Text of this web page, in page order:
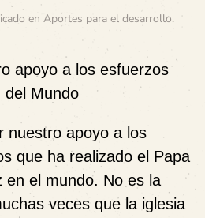
en Aportes para el desarrollo.
apoyo a los esfuerzos
del Mundo
nuestro apoyo a los
que ha realizado el Papa
en el mundo. No es la
veces que la iglesia